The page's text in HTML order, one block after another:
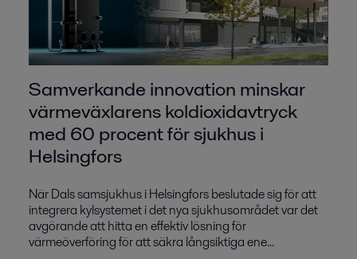
Samverkande innovation minskar
värmeväxlarens koldioxidavtryck
med 60 procent för sjukhus i
Helsingfors
När Dals samsjukhus i Helsingfors beslutade sig för att
integrera kylsystemet i det nya sjukhusområdet var det
avgörande att hitta en effektiv lösning för
värmeöverföring för att säkra långsiktiga ene...